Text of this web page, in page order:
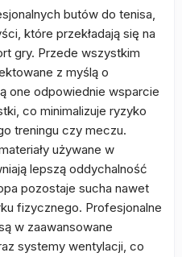
butów do tenisa,
które przekładają się na
gry. Przede wszystkim
z myślą o
one odpowiednie wsparcie
co minimalizuje ryzyko
treningu czy meczu.
używane w
lepszą oddychalność
pozostaje sucha nawet
fizycznego. Profesjonalne
w zaawansowane
systemy wentylacji, co